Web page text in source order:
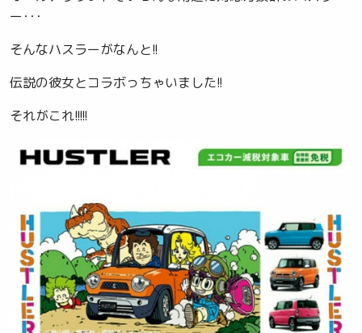
ー･･･
そんなハスラーがなんと!!
伝説の彼女とコラボっちゃいました!!
それがこれ!!!!!